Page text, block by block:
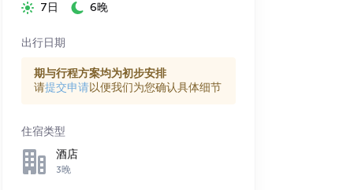
7日
6晚
出行日期
期与行程方案均为初步安排
请提交申请以便我们为您确认具体细节
住宿类型
酒店
3晚